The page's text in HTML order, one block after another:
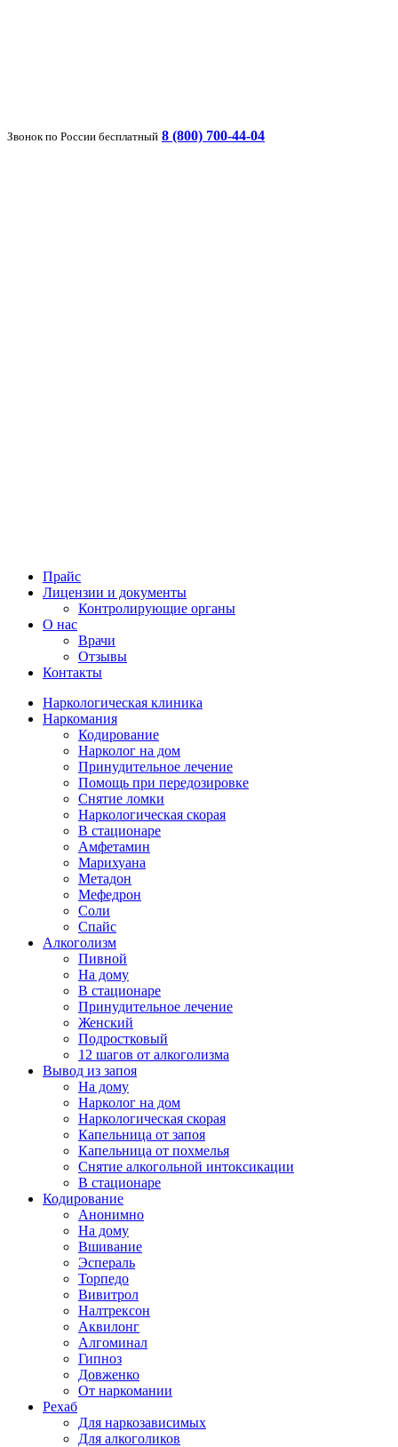
Звонок по России бесплатный 8 (800) 700-44-04
Прайс
Лицензии и документы
Контролирующие органы
О нас
Врачи
Отзывы
Контакты
Наркологическая клиника
Наркомания
Кодирование
Нарколог на дом
Принудительное лечение
Помощь при передозировке
Снятие ломки
Наркологическая скорая
В стационаре
Амфетамин
Марихуана
Метадон
Мефедрон
Соли
Спайс
Алкоголизм
Пивной
На дому
В стационаре
Принудительное лечение
Женский
Подростковый
12 шагов от алкоголизма
Вывод из запоя
На дому
Нарколог на дом
Наркологическая скорая
Капельница от запоя
Капельница от похмелья
Снятие алкогольной интоксикации
В стационаре
Кодирование
Анонимно
На дому
Вшивание
Эспераль
Торпедо
Вивитрол
Налтрексон
Аквилонг
Алгоминал
Гипноз
Довженко
От наркомании
Рехаб
Для наркозависимых
Для алкоголиков